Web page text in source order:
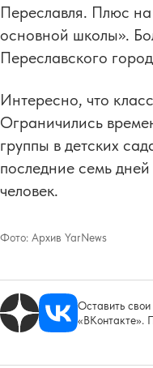
Переславля. Плюс
основной школы».
Переславского
Интересно, что
Ограничились
группы в детских
последние семь
человек.
Фото: Архив YarNews
Оставить
«ВКонтакте».